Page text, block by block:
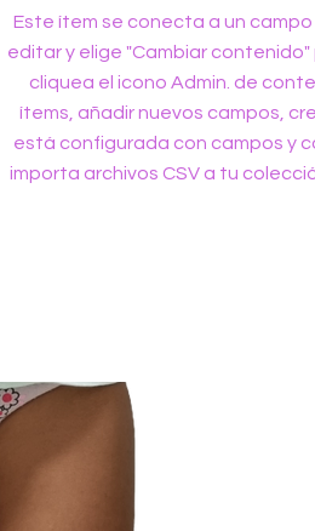
Este ítem se conecta a un
editar y elige "Cambiar
cliquea el icono Admin. de
ítems, añadir nuevos campos,
está configurada con campos y
importa archivos CSV a tu